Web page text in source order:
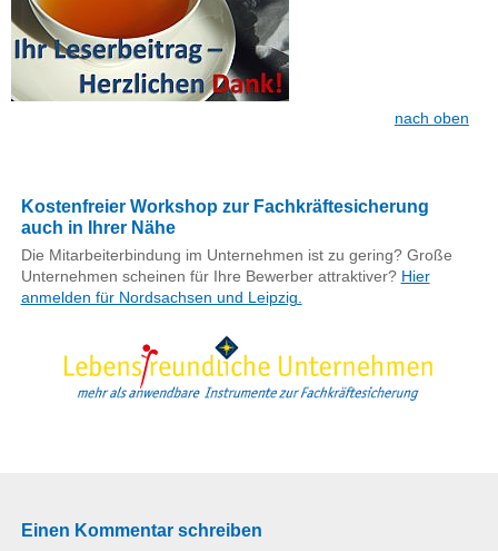
nach oben
Kostenfreier Workshop zur Fachkräftesicherung
auch in Ihrer Nähe
Die Mitarbeiterbindung im Unternehmen ist zu gering? Große
Unternehmen scheinen für Ihre Bewerber attraktiver? Hier
anmelden für Nordsachsen und Leipzig.
Einen Kommentar schreiben